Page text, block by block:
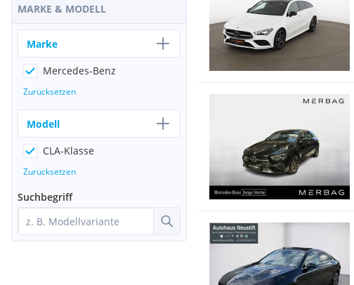
MARKE & MODELL
Marke
Mercedes-Benz
Zurücksetzen
Modell
CLA-Klasse
Zurücksetzen
Suchbegriff